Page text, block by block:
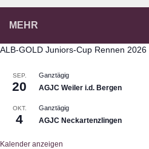
MEHR
ALB-GOLD Juniors-Cup Rennen 2026
SEP.
20
Ganztägig
AGJC Weiler i.d. Bergen
OKT.
4
Ganztägig
AGJC Neckartenzlingen
Kalender anzeigen